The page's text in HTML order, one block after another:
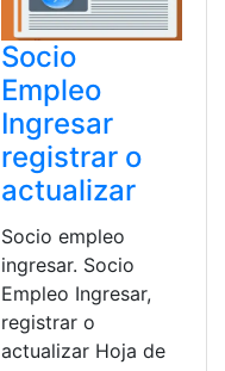
Socio
Empleo
Ingresar
registrar o
actualizar
Socio empleo
ingresar. Socio
Empleo Ingresar,
registrar o
actualizar Hoja de